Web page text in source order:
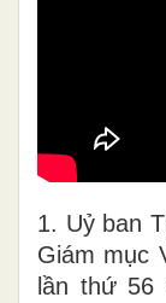
1. Uỷ ban
Giám mục
lần thứ 56